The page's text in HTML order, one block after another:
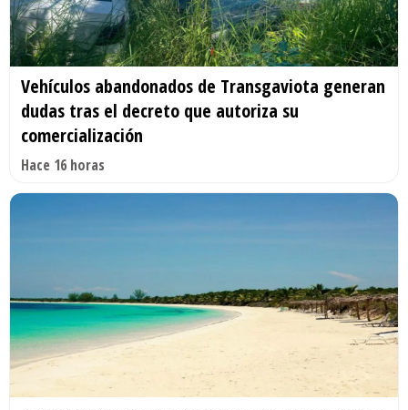
Vehículos abandonados de Transgaviota generan
dudas tras el decreto que autoriza su
comercialización
Hace 16 horas